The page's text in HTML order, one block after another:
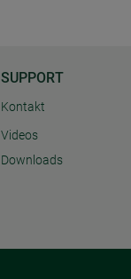
SUPPORT
Kontakt
Videos
Downloads